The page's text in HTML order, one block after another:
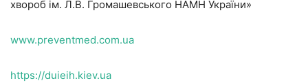
хвороб ім. Л.В. Громашевського НАМН України»
www.preventmed.com.ua
https://duieih.kiev.ua